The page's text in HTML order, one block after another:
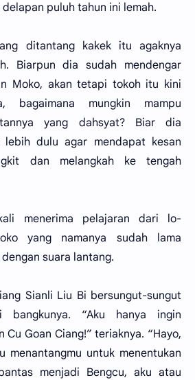
puluh tahun ini lemah.
ditantang kakek itu agaknya
Biarpun dia sudah mendengar
Moko, akan tetapi tokoh itu kini
bagaimana mungkin mampu
yang dahsyat? Biar dia
lebih dulu agar mendapat kesan
dan melangkah ke tengah
menerima pelajaran dari lo-
yang namanya sudah lama
suara lantang.
Sianli Liu Bi bersungut-sungut
“Aku hanya ingin
Cu Goan Ciang!” teriaknya. “Hayo,
menantangmu untuk menentukan
menjadi Bengcu, aku atau